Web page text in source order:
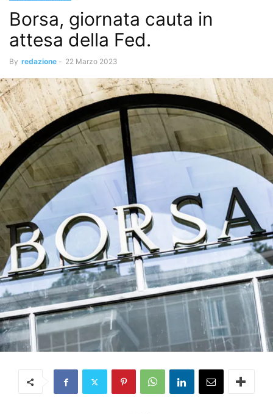
Borsa, giornata cauta in
attesa della Fed.
By redazione - 22 Marzo 2023